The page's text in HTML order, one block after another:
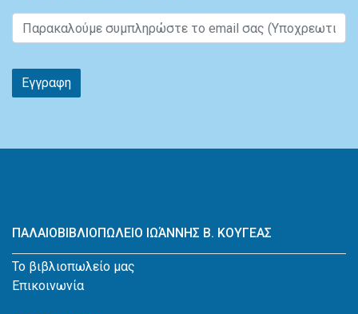
Εγγραφη
ΠΑΛΑΙΟΒΙΒΛΙΟΠΩΛΕΙΟ ΙΩΆΝΝΗΣ Β. ΚΟΥΓΕΑΣ
Το βιβλιοπωλείο μας
Επικοινωνία